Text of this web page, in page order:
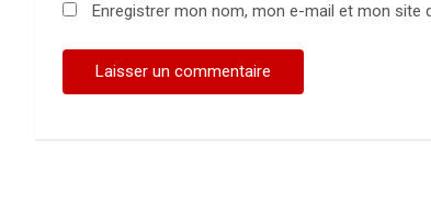
Enregistrer mon nom, mon e-mail et mon site